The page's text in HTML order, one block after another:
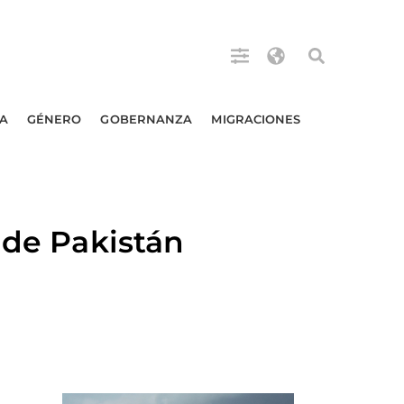
GÉNERO GOBERNANZA MIGRACIONES
Pakistán